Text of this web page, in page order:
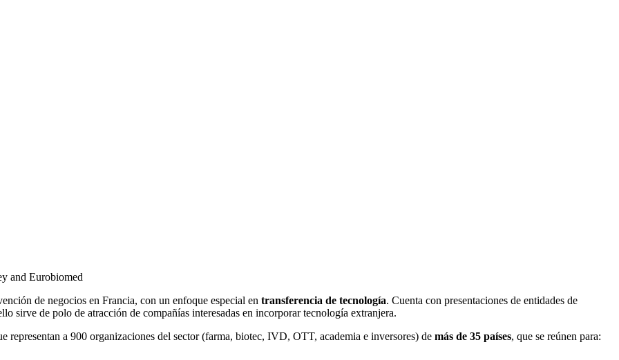
and Eurobiomed
de negocios en Francia, con un enfoque especial en transferencia de tecnología. Cuenta con presentaciones de entidades de
sirve de polo de atracción de compañías interesadas en incorporar tecnología extranjera.
representan a 900 organizaciones del sector (farma, biotec, IVD, OTT, academia e inversores) de más de 35 países, que se reúnen para: